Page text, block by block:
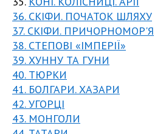
36. СКІФИ. ПОЧАТОК ШЛЯХУ
37. СКІФИ. ПРИЧОРНОМОР'Я
38. СТЕПОВІ «ІМПЕРІЇ»
39. ХУННУ ТА ГУНИ
40. ТЮРКИ
41. БОЛГАРИ. ХАЗАРИ
42. УГОРЦІ
43. МОНГОЛИ